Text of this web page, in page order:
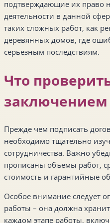
подтверждающие их право
деятельности в данной
таких сложных работ, как
деревянных домов, где
серьезным последствиям.
Что
заключением
Прежде чем подписать
необходимо тщательно
сотрудничества. Важно
прописаны объемы работ,
стоимость и гарантийные
Особое внимание следует
работы – она должна
каждом этапе работы,